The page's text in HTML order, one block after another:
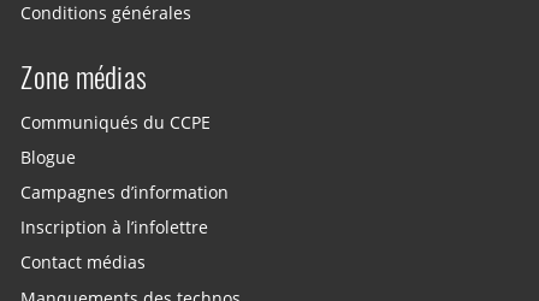
Conditions générales
Zone médias
Communiqués du CCPE
Blogue
Campagnes d’information
Inscription à l’infolettre
Contact médias